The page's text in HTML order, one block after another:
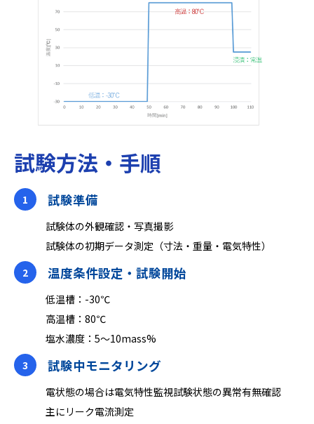
試験方法・手順
1 試験準備
試験体の外観確認‧写真撮影
試験体の初期データ測定（⼨法‧重量‧電気特性）
2
温度条件設定・試験開始
低温槽：-30℃
高温槽：80℃
塩水濃度：5～10mass%
3
試験中モニタリング
電状態の場合は電気特性監視試験状態の異常有無確認
主にリーク電流測定